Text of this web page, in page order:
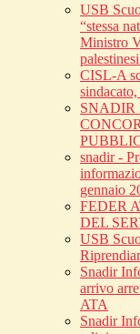
USB
“stessa
Ministro
CISL-A
SNADIR
snadir -
gennaio
FEDER
DEL
USB
Snadir
arrivo
ATA
Snadir